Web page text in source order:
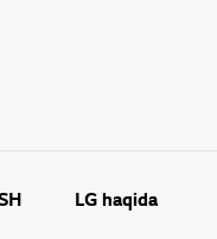
LG haqida